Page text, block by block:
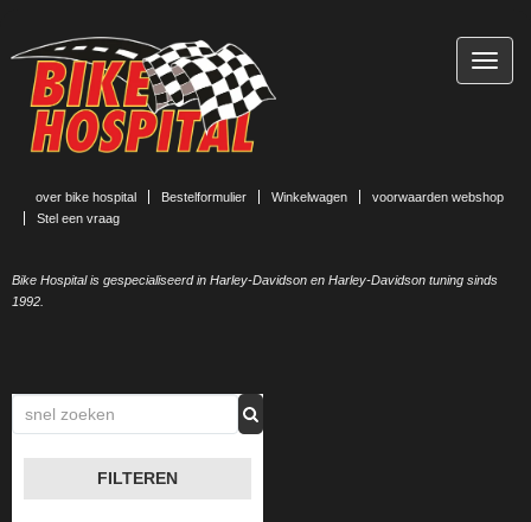
over bike hospital Bestelformulier Winkelwagen
voorwaarden webshop
Stel een vraag
Bike Hospital is gespecialiseerd in Harley-Davidson en Harley-Davidson tuning sinds
1992.
FILTEREN